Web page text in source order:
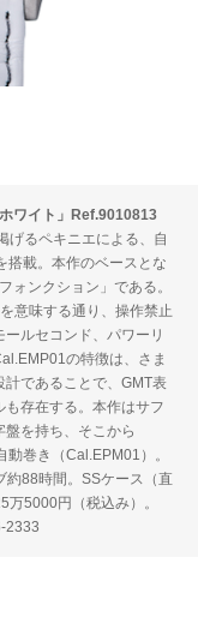
ワイト」Ref.9010813
げるペキニエによる、自
搭載。本作のベースとな
ォンクション」である。
意味する通り、操作禁止
ルセコンド、パワーリ
の特徴は、さま
であることで、GMT表
存在する。本作はサフ
盤を持ち、そこから
巻き（Cal.EPM01）。
88時間。SSケース（直
5000円（税込み）。
2333